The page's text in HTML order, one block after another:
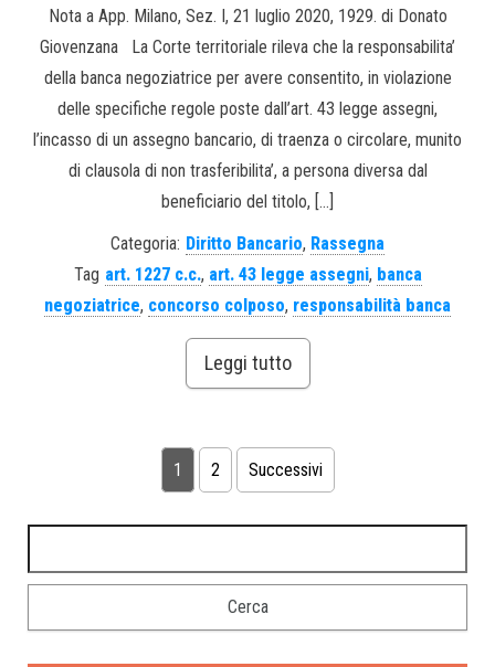
Nota a App. Milano, Sez. I, 21 luglio 2020, 1929. di Donato
Giovenzana La Corte territoriale rileva che la responsabilita’
della banca negoziatrice per avere consentito, in violazione
delle specifiche regole poste dall’art. 43 legge assegni,
l’incasso di un assegno bancario, di traenza o circolare, munito
di clausola di non trasferibilita’, a persona diversa dal
beneficiario del titolo, […]
Categoria: Diritto Bancario, Rassegna
Tag art. 1227 c.c., art. 43 legge assegni, banca
negoziatrice, concorso colposo, responsabilità banca
Leggi tutto
1 2 Successivi